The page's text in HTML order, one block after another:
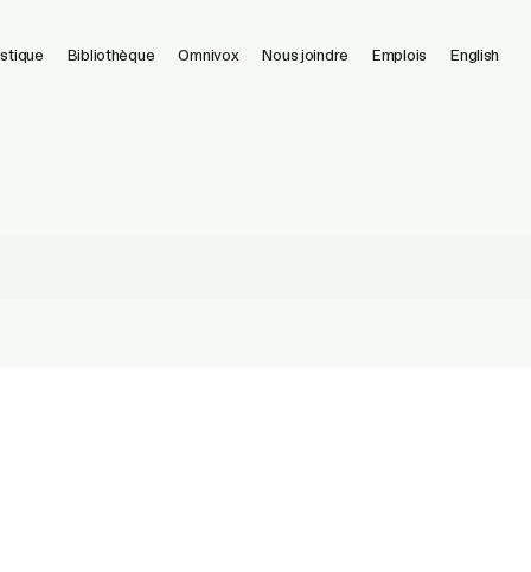
Bibliothèque Omnivox Nous joindre Emplois English